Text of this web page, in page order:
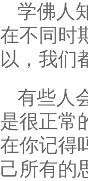
学佛人
在不同时
以，我们
有些人
是很正常
在你记得
己所有的